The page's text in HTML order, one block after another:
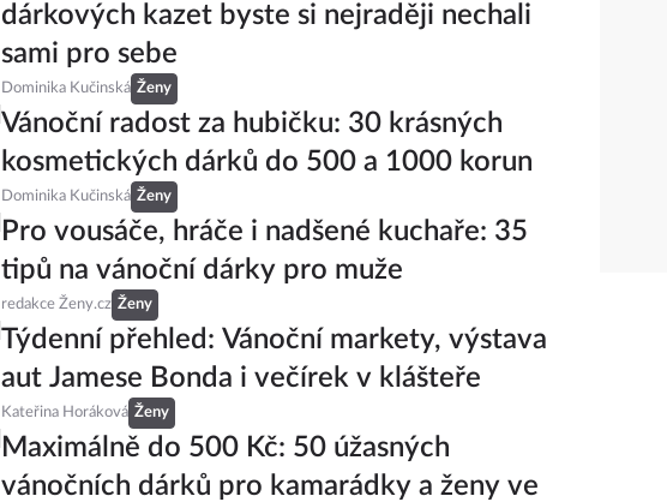
dárkových kazet byste si nejraději nechali
sami pro sebe
Dominika Kučinská Ženy
Vánoční radost za hubičku: 30 krásných
kosmetických dárků do 500 a 1000 korun
Dominika Kučinská Ženy
Pro vousáče, hráče i nadšené kuchaře: 35
tipů na vánoční dárky pro muže
redakce Ženy.cz Ženy
Týdenní přehled: Vánoční markety, výstava
aut Jamese Bonda i večírek v klášteře
Kateřina Horáková Ženy
Maximálně do 500 Kč: 50 úžasných
vánočních dárků pro kamarádky a ženy ve